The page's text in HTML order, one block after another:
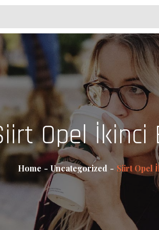
Opel İkinci
Home Uncategorized Siirt Opel